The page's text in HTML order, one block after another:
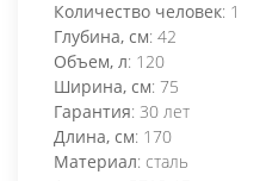
Количество человек: 1
Глубина, см: 42
Объем, л: 120
Ширина, см: 75
Гарантия: 30 лет
Длина, см: 170
Материал: сталь